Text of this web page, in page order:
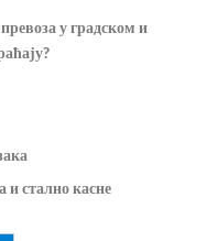
у градском и
и стално касне